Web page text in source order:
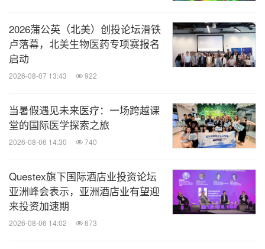
2026蒲公英（北美）创投论坛滑铁
卢落幕，北美生物医药专项赛报名
启动
2026-08-07 13:43 922
当暑假遇见未来医疗：一场跨越课
堂的国际医学探索之旅
2026-08-06 14:30 740
Questex旗下国际酒店业投资论坛
亚洲峰会表示，亚洲酒店业有望迎
来投资加速期
2026-08-06 14:02 673